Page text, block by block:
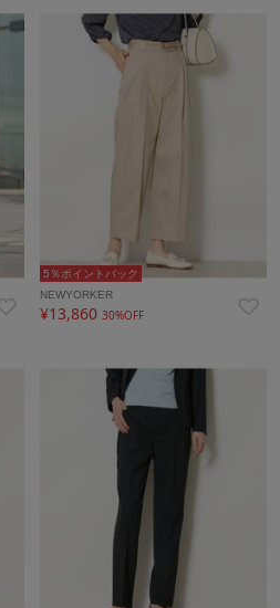
5％ポイントバック
NEWYORKER
¥13,86030%OFF